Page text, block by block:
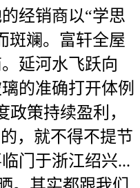
经销商以“学思
斑斓。富轩全屋
延河水飞跃向
的准确打开体例
政策持续盈利，
，就不得不提节
门于浙江绍兴...